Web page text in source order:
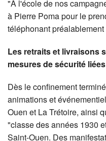
"À l'école de nos
à Pierre Poma pour le
téléphonant
Les retraits et livraisons
mesures de sécurité
Dès le confinement
animations et
Ouen et La Trétoire, ainsi
"classe des années 1930
Saint-Ouen. Des